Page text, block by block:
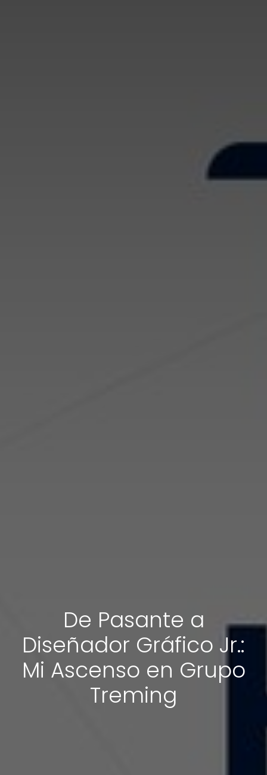
De Pasante a
Diseñador Gráfico Jr.:
Mi Ascenso en Grupo
Treming